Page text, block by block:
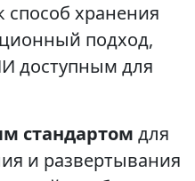
способ хранения
подход,
доступным для
стандартом для
и развертывания